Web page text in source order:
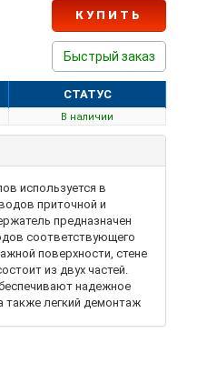
Быстрый заказ
КУПИТЬ
СТАТУС
В наличии
используется в
приточной и
предназначен
соответствующего
поверхности, стене
из двух частей.
надежное
также легкий демонтаж